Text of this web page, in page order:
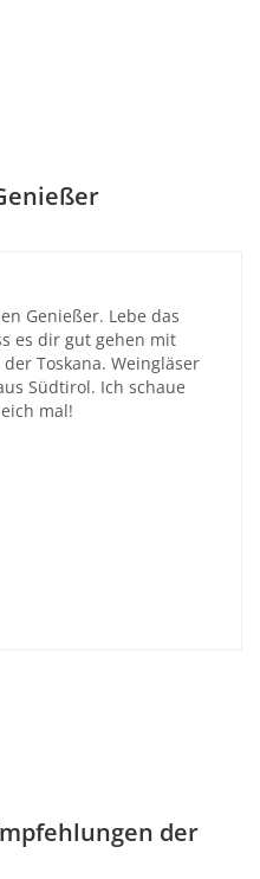
Genießer. Lebe das
es dir gut gehen mit
Toskana. Weingläser
Südtirol. Ich schaue
mal!
der